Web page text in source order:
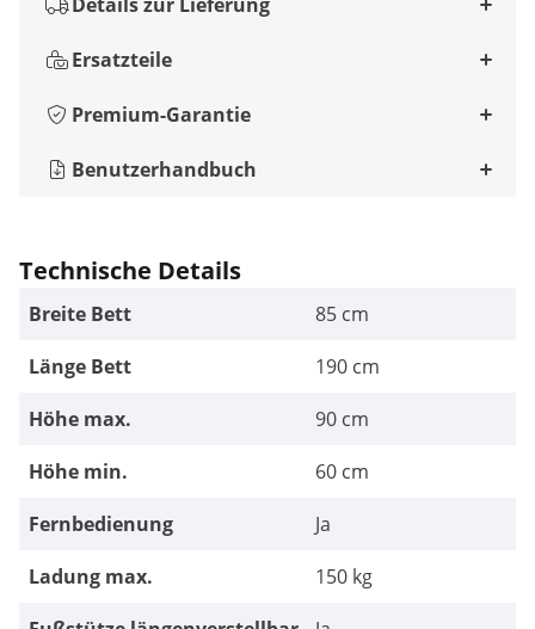
Ersatzteile
Premium-Garantie
Benutzerhandbuch
Technische Details
Breite Bett
85 cm
Länge Bett
190 cm
Höhe max.
90 cm
Höhe min.
60 cm
Fernbedienung
Ja
Ladung max.
150 kg